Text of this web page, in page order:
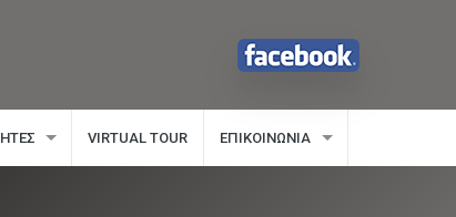
VIRTUAL TOUR ΕΠΙΚΟΙΝΩΝΊΑ